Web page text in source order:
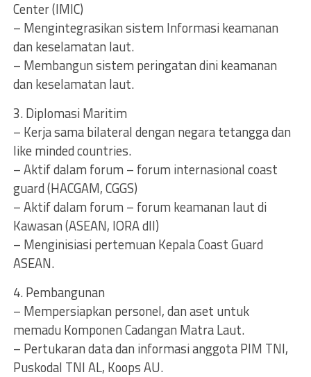
Center (IMIC)
– Mengintegrasikan sistem Informasi keamanan
dan keselamatan laut.
– Membangun sistem peringatan dini keamanan
dan keselamatan laut.
3. Diplomasi Maritim
– Kerja sama bilateral dengan negara tetangga dan
like minded countries.
– Aktif dalam forum – forum internasional coast
guard (HACGAM, CGGS)
– Aktif dalam forum – forum keamanan laut di
Kawasan (ASEAN, IORA dll)
– Menginisiasi pertemuan Kepala Coast Guard
ASEAN.
4. Pembangunan
– Mempersiapkan personel, dan aset untuk
memadu Komponen Cadangan Matra Laut.
– Pertukaran data dan informasi anggota PIM TNI,
Puskodal TNI AL, Koops AU.